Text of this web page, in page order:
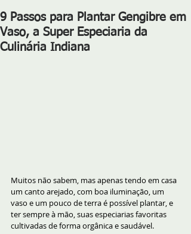
9 Passos para Plantar Gengibre em
Vaso, a Super Especiaria da
Culinária Indiana
Muitos não sabem, mas apenas tendo em casa
um canto arejado, com boa iluminação, um
vaso e um pouco de terra é possível plantar, e
ter sempre à mão, suas especiarias favoritas
cultivadas de forma orgânica e saudável.